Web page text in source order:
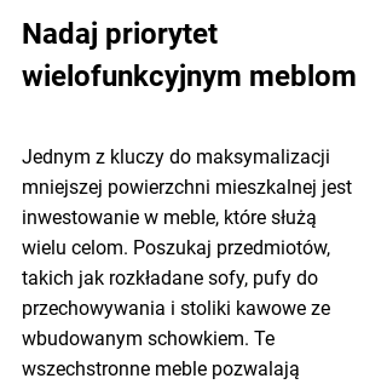
Nadaj priorytet
wielofunkcyjnym meblom
Jednym z kluczy do maksymalizacji
mniejszej powierzchni mieszkalnej jest
inwestowanie w meble, które służą
wielu celom. Poszukaj przedmiotów,
takich jak rozkładane sofy, pufy do
przechowywania i stoliki kawowe ze
wbudowanym schowkiem. Te
wszechstronne meble pozwalają